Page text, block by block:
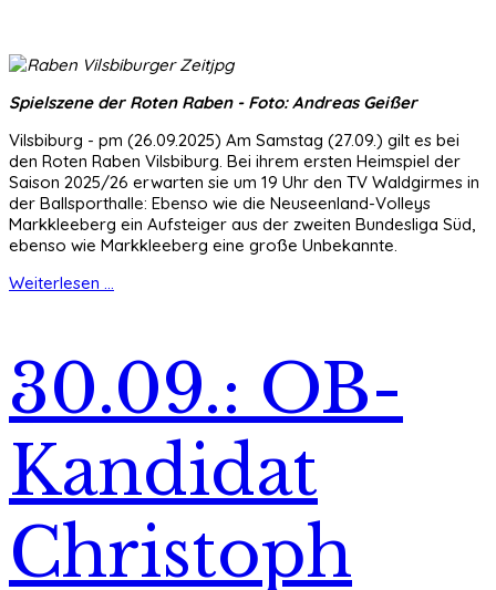
Spielszene der Roten Raben - Foto: Andreas Geißer
Vilsbiburg - pm (26.09.2025) Am Samstag (27.09.) gilt es bei
den Roten Raben Vilsbiburg. Bei ihrem ersten Heimspiel der
Saison 2025/26 erwarten sie um 19 Uhr den TV Waldgirmes in
der Ballsporthalle: Ebenso wie die Neuseenland-Volleys
Markkleeberg ein Aufsteiger aus der zweiten Bundesliga Süd,
ebenso wie Markkleeberg eine große Unbekannte.
Weiterlesen ...
30.09.: OB-
Kandidat
Christoph